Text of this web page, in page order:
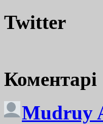
Twitter
Коментарі
Mudruy